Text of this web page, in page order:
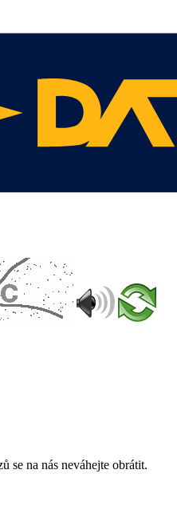
se na nás neváhejte obrátit.